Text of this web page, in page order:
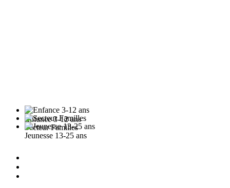
Enfance 3-12 ans
Secteur Familles
Jeunesse 13-25 ans